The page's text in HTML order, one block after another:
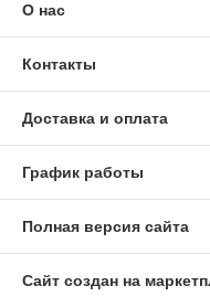
О нас
Контакты
Доставка и оплата
График работы
Полная версия сайта
Сайт создан на